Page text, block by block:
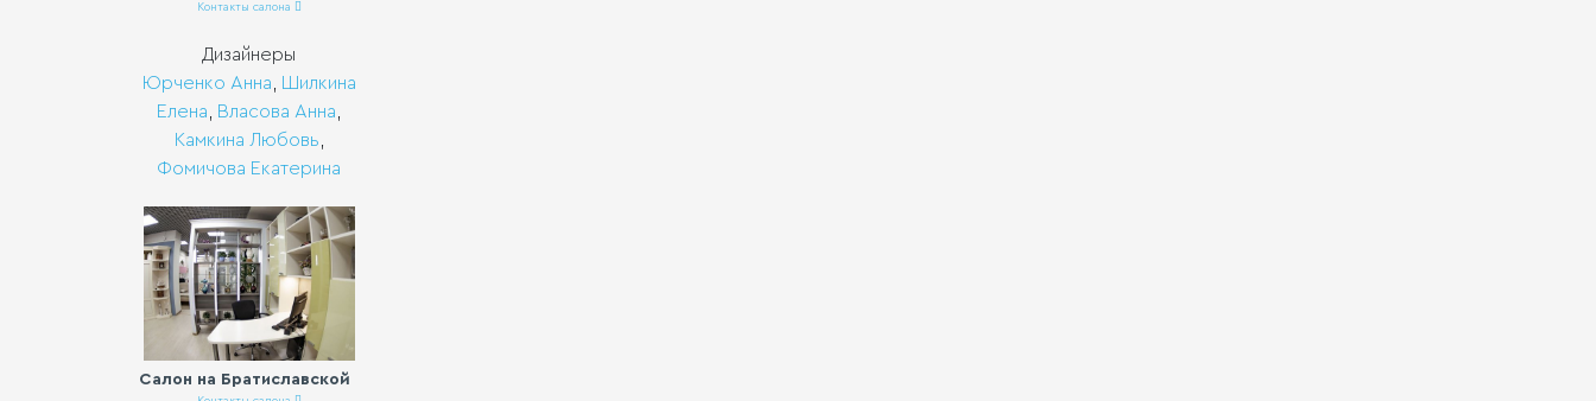
Контакты салона
Дизайнеры
Юрченко Анна
Шилкина
Eлена
Власова Анна
Камкина Любовь
Фомичова Екатерина
Салон на Братиславской